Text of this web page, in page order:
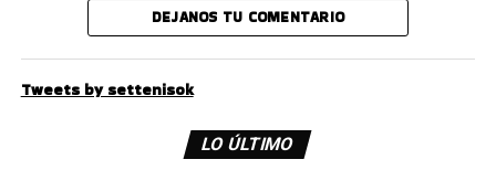
DEJANOS TU COMENTARIO
Tweets by settenisok
LO ÚLTIMO